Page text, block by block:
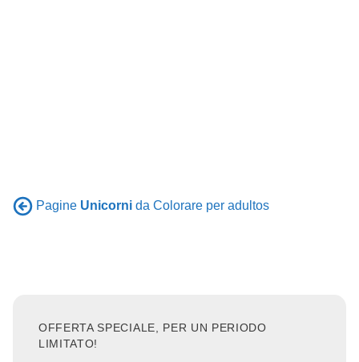
Pagine Unicorni da Colorare per adultos
OFFERTA SPECIALE, PER UN PERIODO
LIMITATO!